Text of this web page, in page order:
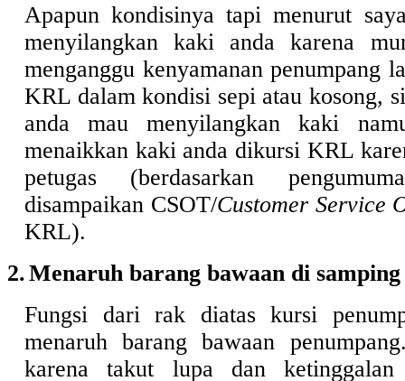
Apapun kondisinya tapi menurut
menyilangkan kaki anda karena
menganggu kenyamanan penumpang
KRL dalam kondisi sepi atau kosong,
anda mau menyilangkan kaki
menaikkan kaki anda dikursi KRL
petugas (berdasarkan
disampaikan CSOT/Customer Service
KRL).
2.Menaruh barang bawaan di samping
Fungsi dari rak diatas kursi
menaruh barang bawaan
karena takut lupa dan